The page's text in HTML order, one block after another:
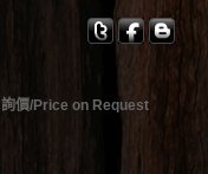
詢價/Price on Request